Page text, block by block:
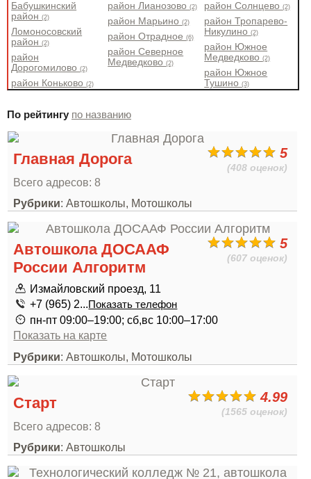
Бабушкинский
район(2)
Ломоносовский
район(2)
район
Дорогомилово(2)
район Коньково(2)
район Лианозово(2)
район Марьино(2)
район Отрадное(6)
район Северное
Медведково(2)
район Солнцево(2)
район Тропарево-
Никулино(2)
район Южное
Медведково(2)
район Южное
Тушино(3)
По рейтингу по названию
5
(408 оценок)
Главная Дорога
Всего адресов: 8
Рубрики: Автошколы, Мотошколы
5
(607 оценок)
Автошкола ДОСААФ
России Алгоритм
Измайловский проезд, 11
+7 (965) 2...Показать телефон
пн-пт 09:00–19:00; сб,вс 10:00–17:00
Показать на карте
Рубрики: Автошколы, Мотошколы
4.99
(1565 оценок)
Старт
Всего адресов: 8
Рубрики: Автошколы